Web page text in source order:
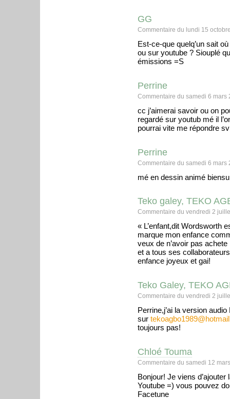
GG
Commentaire du lundi 15
Est-ce-que quelq’un sait
ou sur youtube ? Siouplé
émissions =S
Perrine
Commentaire du samedi 6 mars
cc j’aimerai savoir ou on
regardé sur youtub mé il
pourrai vite me répondre
Perrine
Commentaire du samedi 6 mars
mé en dessin animé
Teko galey, TEKO
Commentaire du vendredi 2
« L’enfant,dit Wordsworth
marque mon enfance
veux de n’avoir pas
et a tous ses
enfance joyeux et gai!
Teko Galey, TEKO
Commentaire du vendredi 2
Perrine,j’ai la version
sur
toujours pas!
Chloé Touma
Commentaire du samedi 12
Bonjour! Je viens
Youtube =) vous pouvez
Facetune